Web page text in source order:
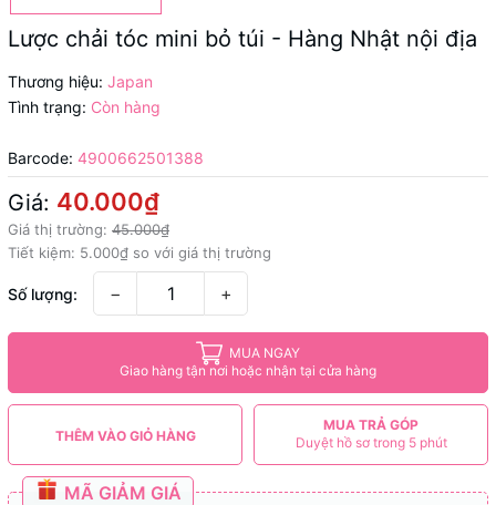
Lược chải tóc mini bỏ túi - Hàng Nhật nội địa
Thương hiệu: Japan
Tình trạng: Còn hàng
Barcode: 4900662501388
Giá: 40.000₫
Giá thị trường: 45.000₫
Tiết kiệm: 5.000₫ so với giá thị trường
Số lượng: − +
MUA NGAY
Giao hàng tận nơi hoặc nhận tại cửa hàng
THÊM VÀO GIỎ HÀNG
MUA TRẢ GÓP
Duyệt hồ sơ trong 5 phút
MÃ GIẢM GIÁ